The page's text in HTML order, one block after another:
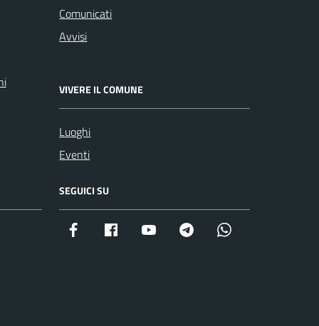
Comunicati
Avvisi
VIVERE IL COMUNE
Luoghi
Eventi
SEGUICI SU
Facebook istituzionale
Facebook museo civico
YouTube Telegram